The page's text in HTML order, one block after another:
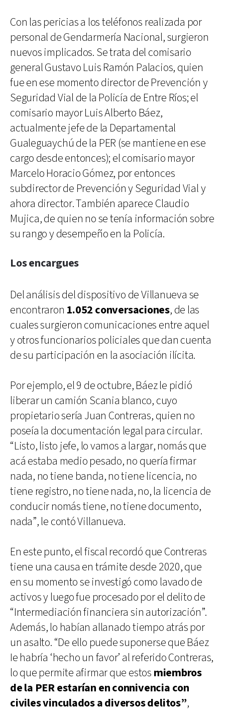
Con las pericias a los teléfonos realizada por
personal de Gendarmería Nacional, surgieron
nuevos implicados. Se trata del comisario
general Gustavo Luis Ramón Palacios, quien
fue en ese momento director de Prevención y
Seguridad Vial de la Policía de Entre Ríos; el
comisario mayor Luis Alberto Báez,
actualmente jefe de la Departamental
Gualeguaychú de la PER (se mantiene en ese
cargo desde entonces); el comisario mayor
Marcelo Horacio Gómez, por entonces
subdirector de Prevención y Seguridad Vial y
ahora director. También aparece Claudio
Mujica, de quien no se tenía información sobre
su rango y desempeño en la Policía.
Los encargues
Del análisis del dispositivo de Villanueva se
encontraron 1.052 conversaciones, de las
cuales surgieron comunicaciones entre aquel
y otros funcionarios policiales que dan cuenta
de su participación en la asociación ilícita.
Por ejemplo, el 9 de octubre, Báez le pidió
liberar un camión Scania blanco, cuyo
propietario sería Juan Contreras, quien no
poseía la documentación legal para circular.
“Listo, listo jefe, lo vamos a largar, nomás que
acá estaba medio pesado, no quería firmar
nada, no tiene banda, no tiene licencia, no
tiene registro, no tiene nada, no, la licencia de
conducir nomás tiene, no tiene documento,
nada”, le contó Villanueva.
En este punto, el fiscal recordó que Contreras
tiene una causa en trámite desde 2020, que
en su momento se investigó como lavado de
activos y luego fue procesado por el delito de
“Intermediación financiera sin autorización”.
Además, lo habían allanado tiempo atrás por
un asalto. “De ello puede suponerse que Báez
Ie habría ‘hecho un favor’ al referido Contreras,
lo que permite afirmar que estos miembros
de la PER estarían en connivencia con
civiles vinculados a diversos delitos”,